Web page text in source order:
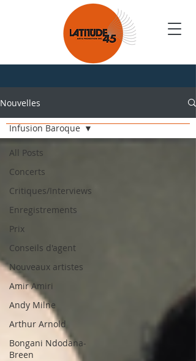
Nouvelles
Nouvelles
All Posts
Concerts
Critiques/Interviews
Enregistrements
Prix
Conseils d'agent
Nouveaux artistes
Amir Amiri
Andy Milne
Arthur Arnold
Bongani Ndodana-
Breen
Infusion Baroque